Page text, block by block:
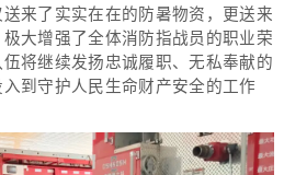
来了实实在在的防暑物资，更送来
极大增强了全体消防指战员的职业荣
将继续发扬忠诚履职、无私奉献的
到守护人民生命财产安全的工作